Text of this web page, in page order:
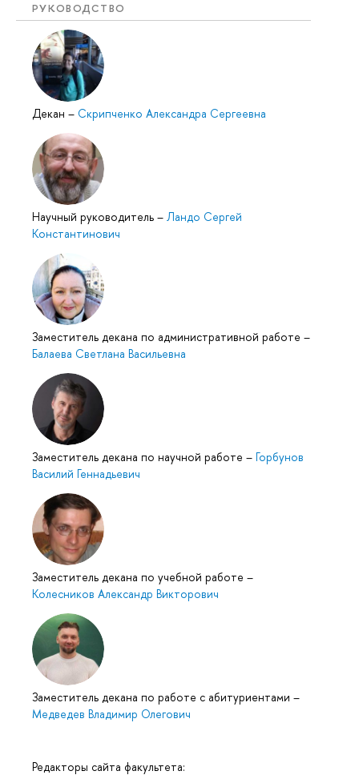
РУКОВОДСТВО
Декан – Скрипченко Александра Сергеевна
Научный руководитель – Ландо Сергей
Константинович
Заместитель декана по административной работе –
Балаева Светлана Васильевна
Заместитель декана по научной работе – Горбунов
Василий Геннадьевич
Заместитель декана по учебной работе –
Колесников Александр Викторович
Заместитель декана по работе с абитуриентами –
Медведев Владимир Олегович
Редакторы сайта факультета: